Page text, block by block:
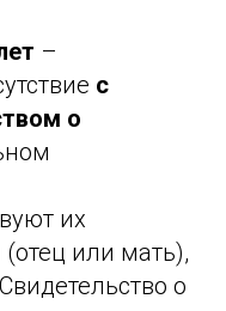
–
с
о
их
или мать),
о